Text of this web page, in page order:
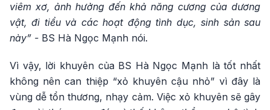
viêm xơ, ảnh hưởng đến khả năng cương của dương
vật, đi tiểu và các hoạt động tình dục, sinh sản sau
này” - BS Hà Ngọc Mạnh nói.
Vì vậy, lời khuyên của BS Hà Ngọc Mạnh là tốt nhất
không nên can thiệp “xỏ khuyên cậu nhỏ” vì đây là
vùng dễ tổn thương, nhạy cảm. Việc xỏ khuyên sẽ gây